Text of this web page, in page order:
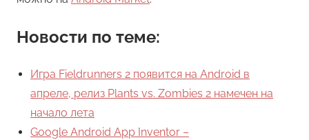
Новости по теме:
Игра Fieldrunners 2 появится на Android в
апреле, релиз Plants vs. Zombies 2 намечен на
начало лета
Google Android App Inventor –